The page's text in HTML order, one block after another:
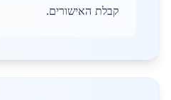
קבלת האישורים.